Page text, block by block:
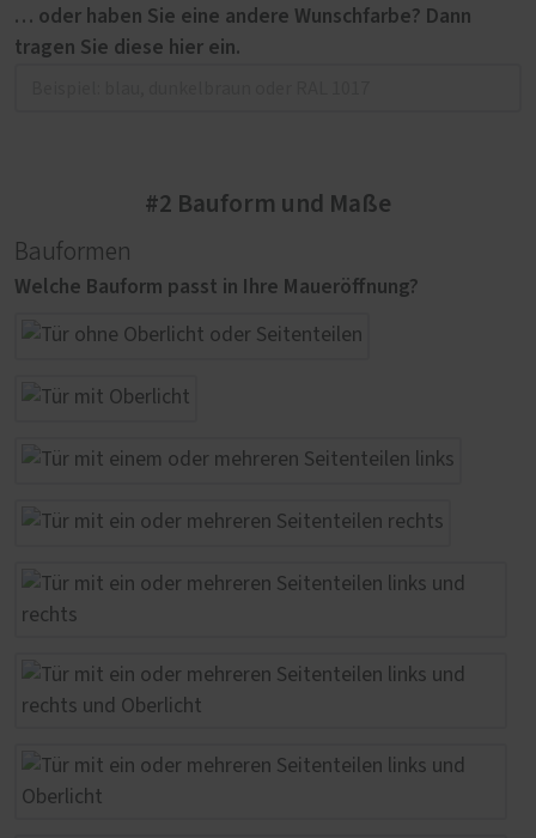
… oder haben Sie eine andere Wunschfarbe? Dann
tragen Sie diese hier ein.
#2 Bauform und Maße
Bauformen
Welche Bauform passt in Ihre Maueröffnung?